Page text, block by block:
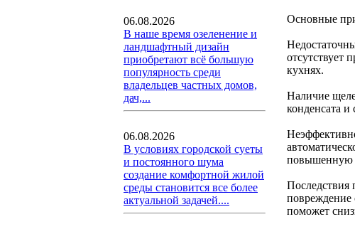
06.08.2026
В наше время озеленение и
ландшафтный дизайн
приобретают всё большую
популярность среди
владельцев частных домов,
дач,...
06.08.2026
В условиях городской суеты
и постоянного шума
создание комфортной жилой
среды становится все более
актуальной задачей....
Основные
отсутствует
кухнях.
Наличие
конденсата и
повышенную
Последствия
повреждение
поможет